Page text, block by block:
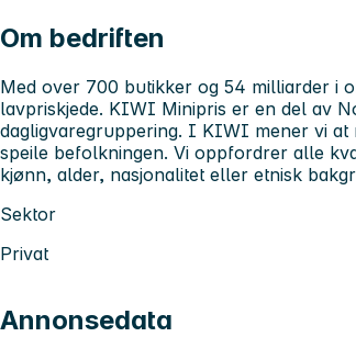
Om bedriften
Med over 700 butikker og 54 milliarder i
lavpriskjede. KIWI Minipris er en del av
dagligvaregruppering. I KIWI mener vi at
speile befolkningen. Vi oppfordrer alle
kjønn, alder, nasjonalitet eller etnisk
Sektor
Privat
Annonsedata